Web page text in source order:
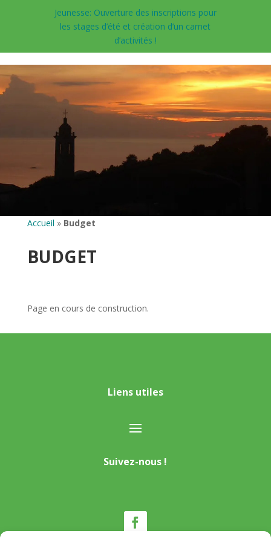
Jeunesse: Ouverture des inscriptions pour
les stages d’été et création d’un carnet
d’activités !
Accueil » Budget
BUDGET
Page en cours de construction.
Liens utiles
Suivez-nous !